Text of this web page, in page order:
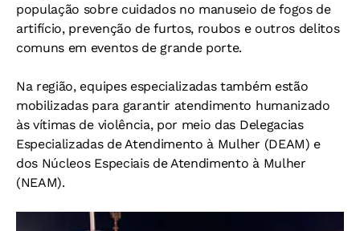
população sobre cuidados no manuseio de fogos de
artifício, prevenção de furtos, roubos e outros delitos
comuns em eventos de grande porte.
Na região, equipes especializadas também estão
mobilizadas para garantir atendimento humanizado
às vítimas de violência, por meio das Delegacias
Especializadas de Atendimento à Mulher (DEAM) e
dos Núcleos Especiais de Atendimento à Mulher
(NEAM).